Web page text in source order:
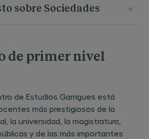
sobre Sociedades
y precios de
horas).
de primer nivel
de Estudios Garrigues está
más prestigiosos de la
la universidad, la magistratura,
y de las más importantes